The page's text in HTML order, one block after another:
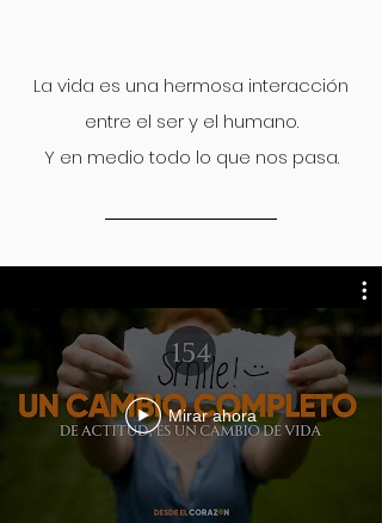
La vida es una hermosa interacción
entre el ser y el humano.
Y en medio todo lo que nos pasa.
Mirar ahora